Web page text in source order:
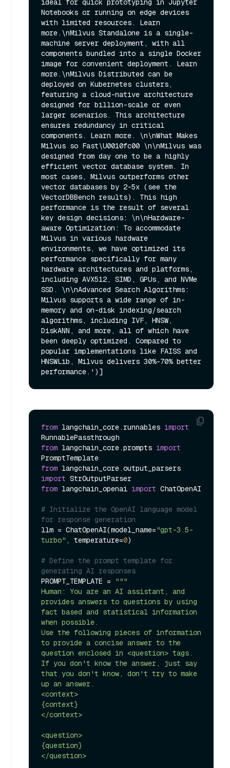
ideal for quick prototyping in Jupyter
Notebooks or running on edge devices
with limited resources. Learn
more.\nMilvus Standalone is a single-
machine server deployment, with all
components bundled into a single Docker
image for convenient deployment. Learn
more.\nMilvus Distributed can be
deployed on Kubernetes clusters,
featuring a cloud-native architecture
designed for billion-scale or even
larger scenarios. This architecture
ensures redundancy in critical
components. Learn more. \n\nWhat Makes
Milvus so Fast\U0010fc00 \n\nMilvus was
designed from day one to be a highly
efficient vector database system. In
most cases, Milvus outperforms other
vector databases by 2-5x (see the
VectorDBBench results). This high
performance is the result of several
key design decisions: \n\nHardware-
aware Optimization: To accommodate
Milvus in various hardware
environments, we have optimized its
performance specifically for many
hardware architectures and platforms,
including AVX512, SIMD, GPUs, and NVMe
SSD. \n\nAdvanced Search Algorithms:
Milvus supports a wide range of in-
memory and on-disk indexing/search
algorithms, including IVF, HNSW,
DiskANN, and more, all of which have
been deeply optimized. Compared to
popular implementations like FAISS and
HNSWLib, Milvus delivers 30%-70% better
from langchain_core.runnables import
from langchain_core.prompts import
from
import
from langchain_openai import ChatOpenAI
# Initialize the OpenAI language model
for response generation
llm = ChatOpenAI(model_name="gpt-3.5-
turbo" , temperature=0)
# Define the prompt template for
generating AI responses
PROMPT_TEMPLATE =
"""
Human: You are an AI assistant, and
provides answers to questions by using
fact based and statistical information
when possible.
Use the following pieces of information
to provide a concise answer to the
question enclosed in <question> tags.
If you don't know the answer, just say
that you don't know, don't try to make
up an answer.
<context>
{context}
</context>
<question>
{question}
</question>